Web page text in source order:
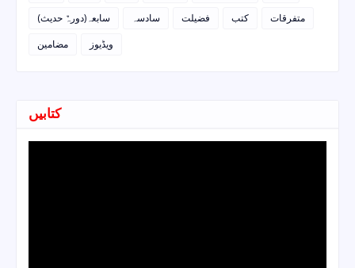
سابعہ(دورہٌ حدیث)
سادسہ فضیلت کتب
متفرقات
مضامین
ویڈیوز
کتابیں